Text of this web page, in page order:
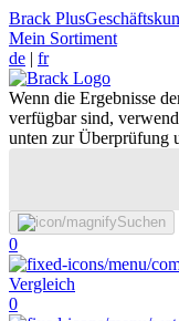
Brack Plus
Mein Sortiment
de | fr
Wenn die Ergebnisse
verfügbar sind,
unten zur Überprüfung
Suchen
0
Vergleich
0